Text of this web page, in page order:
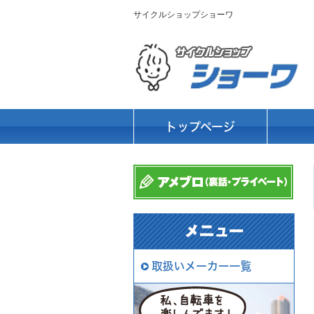
サイクルショップショーワ
トップページ
取扱いメーカー一覧